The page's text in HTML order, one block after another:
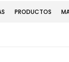
PRODUCTOS